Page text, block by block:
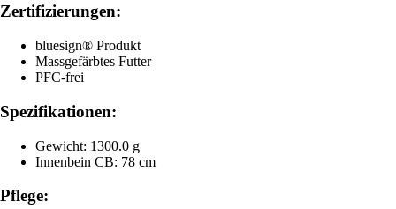
Zertifizierungen:
bluesign® Produkt
Massgefärbtes Futter
PFC-frei
Spezifikationen:
Gewicht: 1300.0 g
Innenbein CB: 78 cm
Pflege: